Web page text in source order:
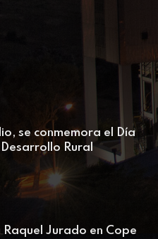
se conmemora el Día
Rural
Jurado en Cope